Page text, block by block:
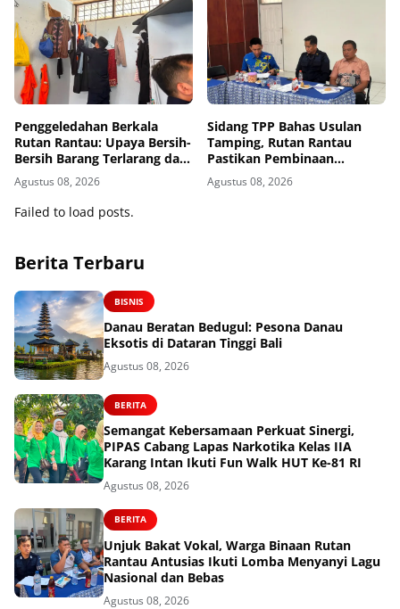
Penggeledahan Berkala
Rutan Rantau: Upaya Bersih-
Bersih Barang Terlarang dari
Blok Hunian
Agustus 08, 2026
Sidang TPP Bahas Usulan
Tamping, Rutan Rantau
Pastikan Pembinaan
Berjalan Objektif dan
Akuntabel
Agustus 08, 2026
Failed to load posts.
Berita Terbaru
BISNIS
Danau Beratan Bedugul: Pesona Danau
Eksotis di Dataran Tinggi Bali
Agustus 08, 2026
BERITA
Semangat Kebersamaan Perkuat Sinergi,
PIPAS Cabang Lapas Narkotika Kelas IIA
Karang Intan Ikuti Fun Walk HUT Ke-81 RI
Agustus 08, 2026
BERITA
Unjuk Bakat Vokal, Warga Binaan Rutan
Rantau Antusias Ikuti Lomba Menyanyi Lagu
Nasional dan Bebas
Agustus 08, 2026